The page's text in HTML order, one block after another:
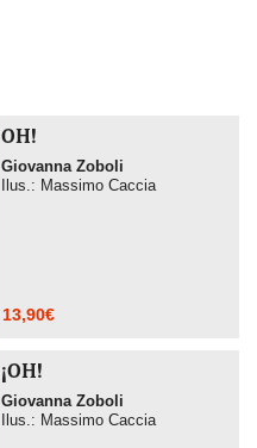
OH!
Giovanna Zoboli
Ilus.: Massimo Caccia
13,90€
¡OH!
Giovanna Zoboli
Ilus.: Massimo Caccia